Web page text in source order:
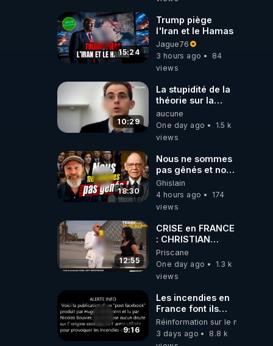
15:24
Trump piège
l'Iran et le Hamas
Jague76
3 hours ago
84
views
10:29
La stupidité de la
théorie sur la
responsabilité de
l’homme
concernant le
carbone.
aucune
One day ago
1.5 k
views
18:30
Nous ne sommes
pas gênés et nous
n’avons pas
besoin de nous
excuser ! #jw
#collegecentral
Ghislain
4 hours ago
174
views
12:55
CRISE en FRANCE
: CHRISTIAN
COTTEN FAIT une
étrange
découverte
Priscane
One day ago
1.3 k
views
9:16
Les incendies en
France font ils
partie d' un plan
qui aurait débuté
le 11 septembre
Réinformation sur le monde
3 days ago
8.8 k